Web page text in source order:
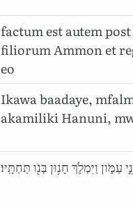
factum est autem
filiorum Ammon et
eo
Ikawa baadaye,
akamiliki Hanuni,
עַמֹּ֑ון וַיִּמְלֹ֛ךְ חָנ֥וּן בְּנֹ֖ו תַּחְתָּֽיו׃